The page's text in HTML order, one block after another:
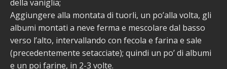
della vaniglia;
Aggiungere alla montata di tuorli, un po’alla volta, gli
albumi montati a neve ferma e mescolare dal basso
verso l’alto, intervallando con fecola e farina e sale
(precedentemente setacciate); quindi un po’ di albumi
e un poi farine, in 2-3 volte.